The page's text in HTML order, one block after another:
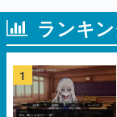
ランキ
1